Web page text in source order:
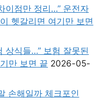
이점만 정리…” 운전자
헷갈리면 여기만 보면
상식들…” 보험 잘못된
만 보면 끝 2026-05-
손해일까 체크포인